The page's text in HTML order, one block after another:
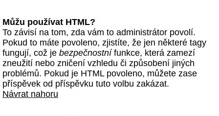
Můžu používat HTML?
To závisí na tom, zda vám to administrátor povolí.
Pokud to máte povoleno, zjistíte, že jen některé tagy
fungují, což je bezpečnostnífunkce, která zamezí
zneužití nebo zničení vzhledu či způsobení jiných
problémů. Pokud je HTML povoleno, můžete zase
příspěvek od příspěvku tuto volbu zakázat.
Návrat nahoru